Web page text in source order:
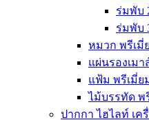
ร่มพับ
ร่มพับ
หมวก พรีเมี่
แผ่นรองเมา
แฟ้ม พรีเมี่ย
ไม้บรรทัด พ
ปากกา ไฮไลท์ เค